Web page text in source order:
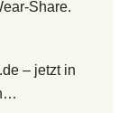
Share.
– jetzt in